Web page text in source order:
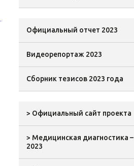
Официальный отчет 2023
Видеорепортаж 2023
Сборник тезисов 2023 года
> Официальный сайт проекта
> Медицинская диагностика –
2023